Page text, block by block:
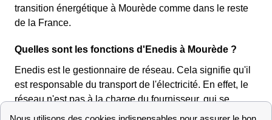
transition énergétique à Mourède comme dans le reste
de la France.
Quelles sont les fonctions d'Enedis à Mourède ?
Enedis est le gestionnaire de réseau. Cela signifie qu'il
est responsable du transport de l'électricité. En effet, le
réseau n'est pas à la charge du fournisseur, qui se
contente de facturer l'énergie. C'est donc Enedis qui